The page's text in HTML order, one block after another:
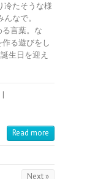
冷たそうな様
なで。
る言葉。な
る遊びをし
生日を迎え
|
Read more
Next »